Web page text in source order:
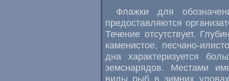
Флажки для
предоставляются
Течение отсутствует.
каменистое, песчано-
дна характеризуется
земснарядов. Местами
виды рыб в зимних